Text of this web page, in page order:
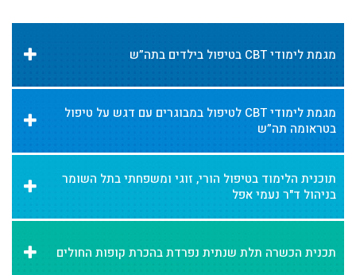
מגמת לימודי CBT בטיפול בילדים בתה”ש
מגמת לימודי CBT לטיפול במבוגרים עם דגש על טיפול
בטראומה תה”ש
תוכנית הלימוד בטיפול הורי, זוגי ומשפחתי בתל השומר
בניהול ד"ר נעמי אפל
תכנית הכשרה תלת שנתית נפרדת בהכרת קופות החולים